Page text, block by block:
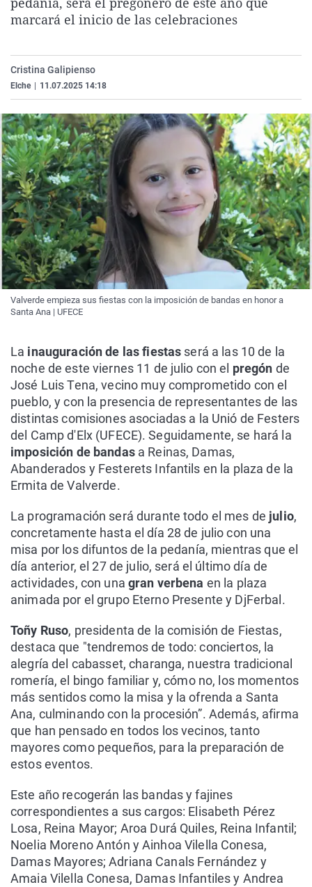
La rosa de los vientos
Como el perro y el
Caso
Equipo de
Extremadura
La Rioja
Virales
Elecciones
marcará el inicio de las celebraciones
Cristina Galipienso
Elche 11.07.2025 14:18
Valverde empieza sus fiestas con la imposición de bandas en honor a
Santa Ana | UFECE
La inauguración de las fiestas será a las 10 de la
noche de este viernes 11 de julio con el pregón de
José Luis Tena, vecino muy comprometido con el
pueblo, y con la presencia de representantes de las
distintas comisiones asociadas a la Unió de Festers
del Camp d'Elx (UFECE). Seguidamente, se hará la
imposición de bandasa Reinas, Damas,
Abanderados y Festerets Infantils en la plaza de la
Ermita de Valverde.
La programación será durante todo el mes de julio,
concretamente hasta el día 28 de julio con una
misa por los difuntos de la pedanía, mientras que el
día anterior, el 27 de julio, será el último día de
actividades, con una gran verbena en la plaza
animada por el grupo Eterno Presente y DjFerbal.
Toñy Ruso, presidenta de la comisión de Fiestas,
destaca que "tendremos de todo: conciertos, la
alegría del cabasset, charanga, nuestra tradicional
romería, el bingo familiar y, cómo no, los momentos
más sentidos como la misa y la ofrenda a Santa
Ana, culminando con la procesión”. Además, afirma
que han pensado en todos los vecinos, tanto
mayores como pequeños, para la preparación de
estos eventos.
Este año recogerán las bandas y fajines
correspondientes a sus cargos: Elisabeth Pérez
Losa, Reina Mayor; Aroa Durá Quiles, Reina Infantil;
Noelia Moreno Antón y Ainhoa Vilella Conesa,
Damas Mayores; Adriana Canals Fernández y
Amaia Vilella Conesa, Damas Infantiles y Andrea